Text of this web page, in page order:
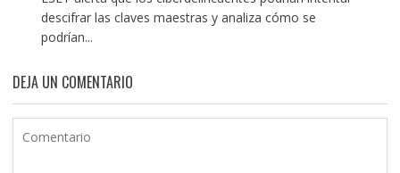
descifrar las claves maestras y analiza cómo se
podrían...
DEJA UN COMENTARIO